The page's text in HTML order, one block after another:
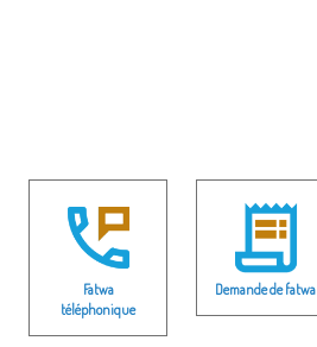
Fatwa
téléphonique
Demande de fatwa